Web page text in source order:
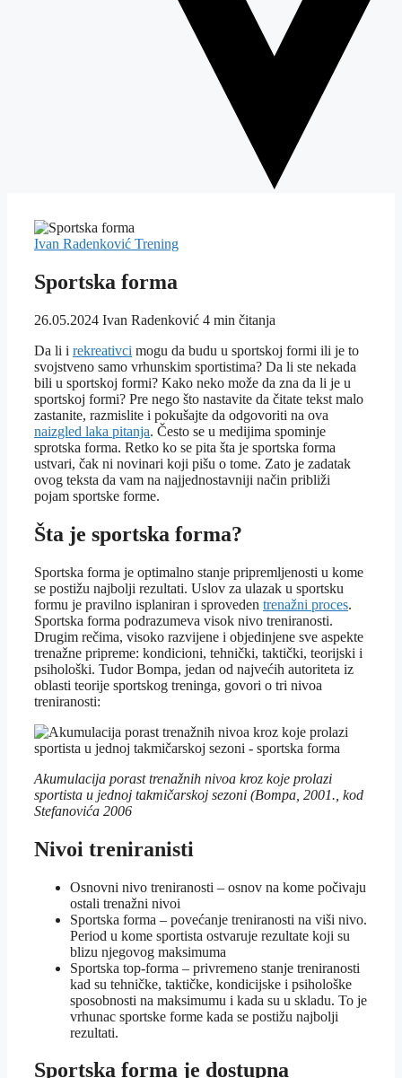
Ivan Radenković Trening
Sportska forma
26.05.2024 Ivan Radenković 4 min čitanja
Da li i rekreativci mogu da budu u sportskoj formi ili je to
svojstveno samo vrhunskim sportistima? Da li ste nekada
bili u sportskoj formi? Kako neko može da zna da li je u
sportskoj formi? Pre nego što nastavite da čitate tekst malo
zastanite, razmislite i pokušajte da odgovoriti na ova
naizgled laka pitanja. Često se u medijima spominje
sprotska forma. Retko ko se pita šta je sportska forma
ustvari, čak ni novinari koji pišu o tome. Zato je zadatak
ovog teksta da vam na najjednostavniji način približi
pojam sportske forme.
Šta je sportska forma?
Sportska forma je optimalno stanje pripremljenosti u kome
se postižu najbolji rezultati. Uslov za ulazak u sportsku
formu je pravilno isplaniran i sproveden trenažni proces.
Sportska forma podrazumeva visok nivo treniranosti.
Drugim rečima, visoko razvijene i objedinjene sve aspekte
trenažne pripreme: kondicioni, tehnički, taktički, teorijski i
psihološki. Tudor Bompa, jedan od najvećih autoriteta iz
oblasti teorije sportskog treninga, govori o tri nivoa
treniranosti:
Akumulacija porast trenažnih nivoa kroz koje prolazi
sportista u jednoj takmičarskoj sezoni (Bompa, 2001., kod
Stefanovića 2006
Nivoi treniranisti
Osnovni nivo treniranosti – osnov na kome počivaju
ostali trenažni nivoi
Sportska forma – povećanje treniranosti na viši nivo.
Period u kome sportista ostvaruje rezultate koji su
blizu njegovog maksimuma
Sportska top-forma – privremeno stanje treniranosti
kad su tehničke, taktičke, kondicijske i psihološke
sposobnosti na maksimumu i kada su u skladu. To je
vrhunac sportske forme kada se postižu najbolji
rezultati.
Sportska forma je dostupna